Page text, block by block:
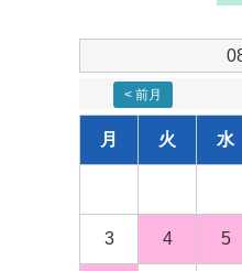
< 前月
月 火 水
3 4 5